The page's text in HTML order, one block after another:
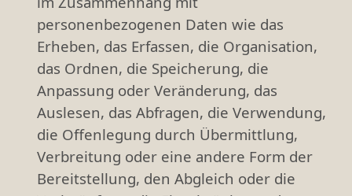
personenbezogenen Daten wie das
Erheben, das Erfassen, die Organisation,
das Ordnen, die Speicherung, die
Anpassung oder Veränderung, das
Auslesen, das Abfragen, die Verwendung,
die Offenlegung durch Übermittlung,
Verbreitung oder eine andere Form der
Bereitstellung, den Abgleich oder die